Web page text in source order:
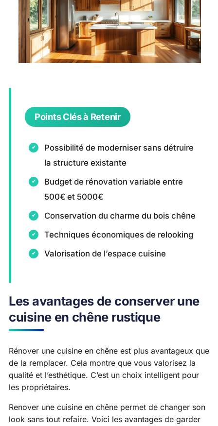
Points Clés à Retenir
Possibilité de moderniser sans détruire
la structure existante
Budget de rénovation variable entre
500€ et 5000€
Conservation du charme du bois chêne
Techniques économiques de relooking
Valorisation de l’espace cuisine
Les avantages de conserver une
cuisine en chêne rustique
Rénover une cuisine en chêne est plus avantageux que
de la remplacer. Cela montre que vous valorisez la
qualité et l’esthétique. C’est un choix intelligent pour
les propriétaires.
Renover une cuisine en chêne permet de changer son
look sans tout refaire. Voici les avantages de garder